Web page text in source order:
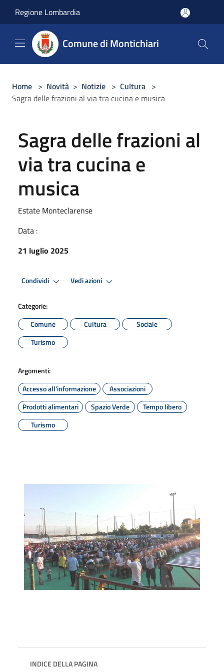
Regione Lombardia
Comune di Montichiari
Home > Novità > Notizie > Cultura >
Sagra delle frazioni al via tra cucina e musica
Sagra delle frazioni al
via tra cucina e
musica
Estate Monteclarense
Data :
21 luglio 2025
Condividi Vedi azioni
Categorie:
Comune
Cultura
Sociale
Turismo
Argomenti:
Accesso all'informazione
Associazioni
Prodotti alimentari
Spazio Verde
Tempo libero
Turismo
INDICE DELLA PAGINA